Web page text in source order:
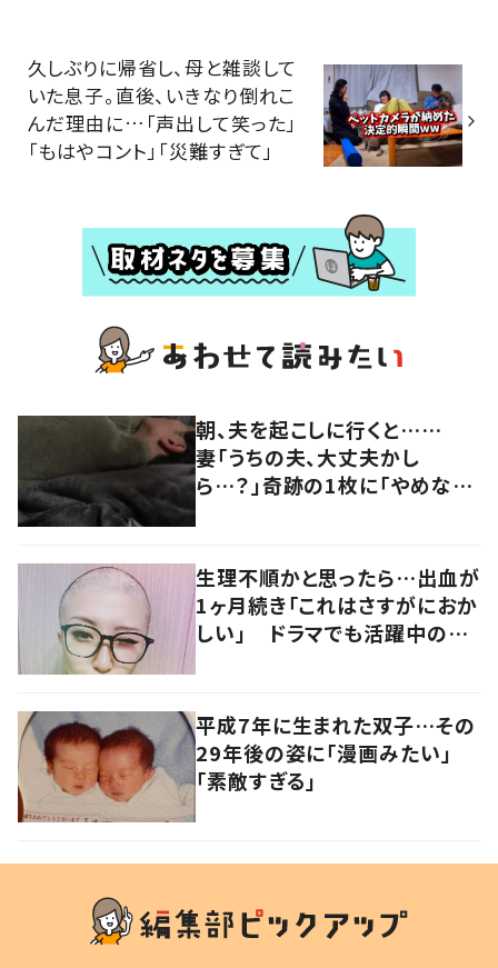
久しぶりに帰省し、母と雑談して
いた息子。直後、いきなり倒れこ
んだ理由に…「声出して笑った」
「もはやコント」「災難すぎて」
朝、夫を起こしに行くと……
妻「うちの夫、大丈夫かし
ら…？」奇跡の1枚に「やめなさ
www」
生理不順かと思ったら…出血が
1ヶ月続き「これはさすがにおか
しい」 ドラマでも活躍中の女
平成7年に生まれた双子…その
29年後の姿に「漫画みたい」
「素敵すぎる」